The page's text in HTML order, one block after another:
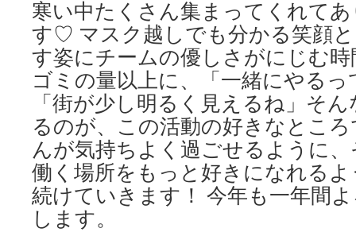
寒い中たくさん集まってくれて
す♡ マスク越しでも分かる笑顔
す姿にチームの優しさがにじむ
ゴミの量以上に、「一緒にやる
「街が少し明るく見えるね」そ
るのが、この活動の好きなとこ
んが気持ちよく過ごせるように
働く場所をもっと好きになれる
続けていきます！ 今年も一年間
します。